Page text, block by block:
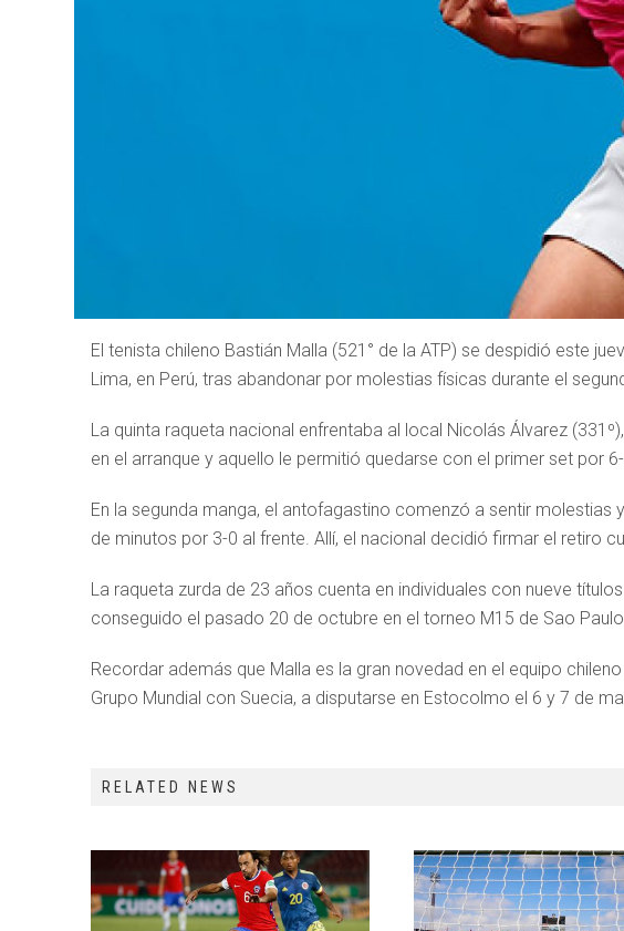
El tenista chileno Bastián Malla (521° de la ATP) se despidió este
Lima, en Perú, tras abandonar por molestias físicas durante el
La quinta raqueta nacional enfrentaba al local Nicolás Álvarez
en el arranque y aquello le permitió quedarse con el primer set por
En la segunda manga, el antofagastino comenzó a sentir molestias
de minutos por 3-0 al frente. Allí, el nacional decidió firmar el retiro
La raqueta zurda de 23 años cuenta en individuales con nueve
conseguido el pasado 20 de octubre en el torneo M15 de Sao
Recordar además que Malla es la gran novedad en el equipo
Grupo Mundial con Suecia, a disputarse en Estocolmo el 6 y 7 de
RELATED NEWS